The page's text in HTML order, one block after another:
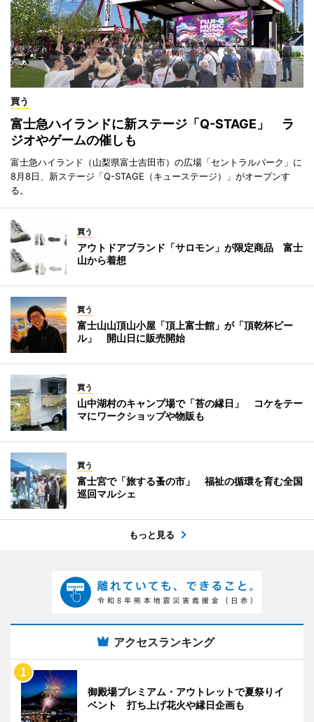
買う
富士急ハイランドに新ステージ「Q-STAGE」 ラ
ジオやゲームの催しも
富士急ハイランド（山梨県富士吉田市）の広場「セントラルパーク」に
8月8日、新ステージ「Q-STAGE（キューステージ）」がオープンす
る。
買う
アウトドアブランド「サロモン」が限定商品 富士
山から着想
買う
富士山山頂山小屋「頂上富士館」が「頂乾杯ビー
ル」 開山日に販売開始
買う
山中湖村のキャンプ場で「苔の縁日」 コケをテー
マにワークショップや物販も
買う
富士宮で「旅する蚤の市」 福祉の循環を育む全国
巡回マルシェ
もっと見る
アクセスランキング
御殿場プレミアム・アウトレットで夏祭りイ
ベント 打ち上げ花火や縁日企画も